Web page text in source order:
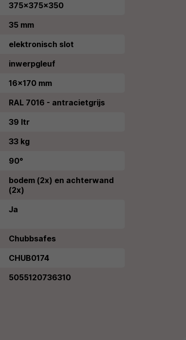
375x375x350
35 mm
elektronisch slot
inwerpgleuf
16x170 mm
RAL 7016 - antracietgrijs
39 ltr
33 kg
90°
bodem (2x) en achterwand
(2x)
Ja
Chubbsafes
CHUB0174
5055120736310